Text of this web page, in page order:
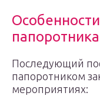
Последующий
папоротником
мероприятиях: